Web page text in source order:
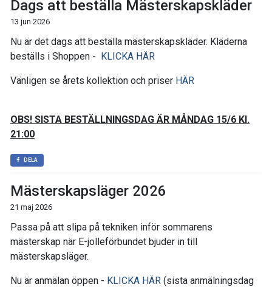
Dags att beställa Mästerskapskläder
13 jun 2026
Nu är det dags att beställa mästerskapskläder. Kläderna
beställs i Shoppen - KLICKA HÄR
Vänligen se årets kollektion och priser HÄR
OBS! SISTA BESTÄLLNINGSDAG ÄR MÅNDAG 15/6 Kl.
21:00
DELA
Mästerskapsläger 2026
21 maj 2026
Passa på att slipa på tekniken inför sommarens
mästerskap när E-jolleförbundet bjuder in till
mästerskapsläger.
Nu är anmälan öppen - KLICKA HÄR (sista anmälningsdag